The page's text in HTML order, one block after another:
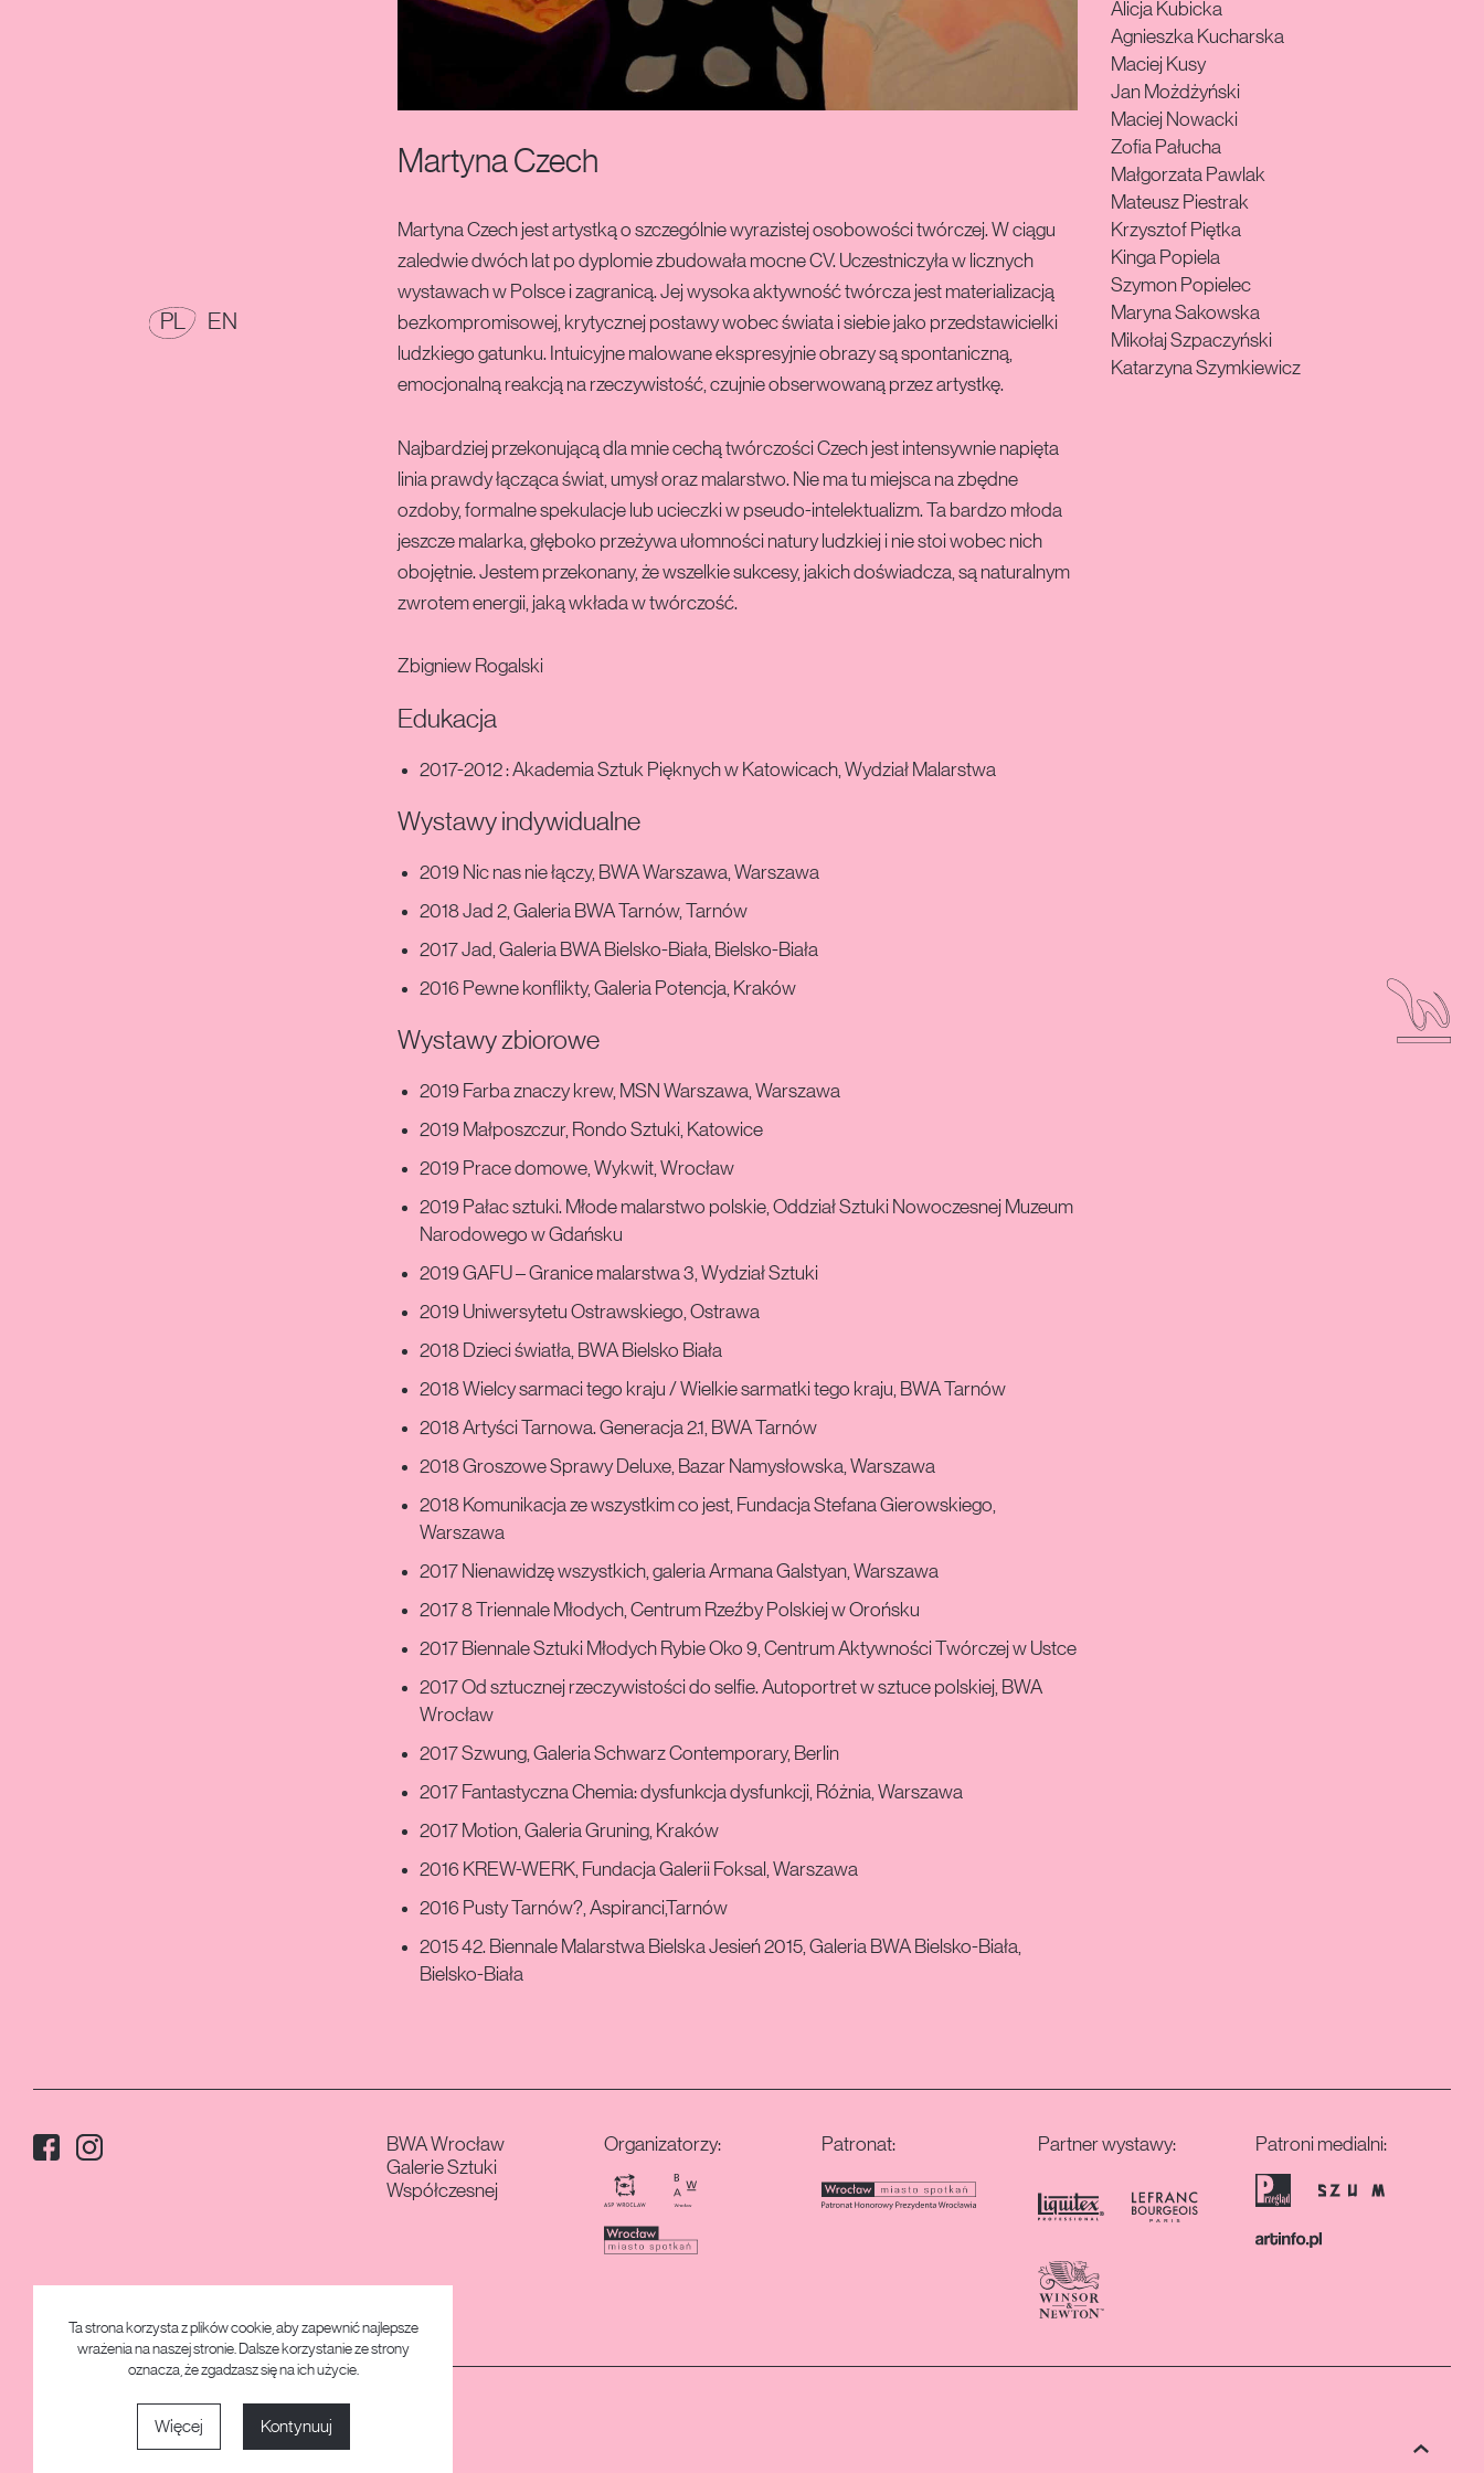
PL POLSKI
EN
Martyna Czech
Martyna Czech jest artystką o szczególnie wyrazistej osobowości twórczej. W ciągu
zaledwie dwóch lat po dyplomie zbudowała mocne CV. Uczestniczyła w licznych
wystawach w Polsce i zagranicą. Jej wysoka aktywność twórcza jest materializacją
bezkompromisowej, krytycznej postawy wobec świata i siebie jako przedstawicielki
ludzkiego gatunku. Intuicyjne malowane ekspresyjnie obrazy są spontaniczną,
emocjonalną reakcją na rzeczywistość, czujnie obserwowaną przez artystkę.
Najbardziej przekonującą dla mnie cechą twórczości Czech jest intensywnie napięta
linia prawdy łącząca świat, umysł oraz malarstwo. Nie ma tu miejsca na zbędne
ozdoby, formalne spekulacje lub ucieczki w pseudo-intelektualizm. Ta bardzo młoda
jeszcze malarka, głęboko przeżywa ułomności natury ludzkiej i nie stoi wobec nich
obojętnie. Jestem przekonany, że wszelkie sukcesy, jakich doświadcza, są naturalnym
zwrotem energii, jaką wkłada w twórczość.
Zbigniew Rogalski
Edukacja
2017-2012 : Akademia Sztuk Pięknych w Katowicach, Wydział Malarstwa
Wystawy indywidualne
2019 Nic nas nie łączy, BWA Warszawa, Warszawa
2018 Jad 2, Galeria BWA Tarnów, Tarnów
2017 Jad, Galeria BWA Bielsko-Biała, Bielsko-Biała
2016 Pewne konflikty, Galeria Potencja, Kraków
Wystawy zbiorowe
2019 Farba znaczy krew, MSN Warszawa, Warszawa
2019 Małposzczur, Rondo Sztuki, Katowice
2019 Prace domowe, Wykwit, Wrocław
2019 Pałac sztuki. Młode malarstwo polskie, Oddział Sztuki Nowoczesnej Muzeum
Narodowego w Gdańsku
2019 GAFU – Granice malarstwa 3, Wydział Sztuki
2019 Uniwersytetu Ostrawskiego, Ostrawa
2018 Dzieci światła, BWA Bielsko Biała
2018 Wielcy sarmaci tego kraju / Wielkie sarmatki tego kraju, BWA Tarnów
2018 Artyści Tarnowa. Generacja 2.1, BWA Tarnów
2018 Groszowe Sprawy Deluxe, Bazar Namysłowska, Warszawa
2018 Komunikacja ze wszystkim co jest, Fundacja Stefana Gierowskiego,
Warszawa
2017 Nienawidzę wszystkich, galeria Armana Galstyan, Warszawa
2017 8 Triennale Młodych, Centrum Rzeźby Polskiej w Orońsku
2017 Biennale Sztuki Młodych Rybie Oko 9, Centrum Aktywności Twórczej w Ustce
2017 Od sztucznej rzeczywistości do selfie. Autoportret w sztuce polskiej, BWA
Wrocław
2017 Szwung, Galeria Schwarz Contemporary, Berlin
2017 Fantastyczna Chemia: dysfunkcja dysfunkcji, Różnia, Warszawa
2017 Motion, Galeria Gruning, Kraków
2016 KREW-WERK, Fundacja Galerii Foksal, Warszawa
2016 Pusty Tarnów?, Aspiranci,Tarnów
2015 42. Biennale Malarstwa Bielska Jesień 2015, Galeria BWA Bielsko-Biała,
Bielsko-Biała
Alicja Kubicka
Agnieszka Kucharska
Maciej Kusy
Jan Możdżyński
Maciej Nowacki
Zofia Pałucha
Małgorzata Pawlak
Mateusz Piestrak
Krzysztof Piętka
Kinga Popiela
Szymon Popielec
Maryna Sakowska
Mikołaj Szpaczyński
Katarzyna Szymkiewicz
Media społecznościowe:
FacebookInstagram
BWA Wrocław
Galerie Sztuki
Współczesnej
Organizatorzy: Patronat: Partner wystawy: Patroni medialni:
13. Konkurs GeppertaRealizacja strony: Dabhand.Studio
Strony na WordPressie z Edycją Całej Witryny
Menu dodatkowe Wróć
Ta strona korzysta z plików cookie, aby zapewnić najlepsze
wrażenia na naszej stronie. Dalsze korzystanie ze strony
oznacza, że zgadzasz się na ich użycie.
Więcej Kontynuuj